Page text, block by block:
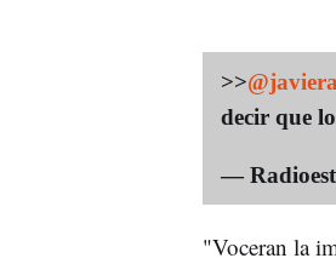
>>
decir que
—
"Voceran la